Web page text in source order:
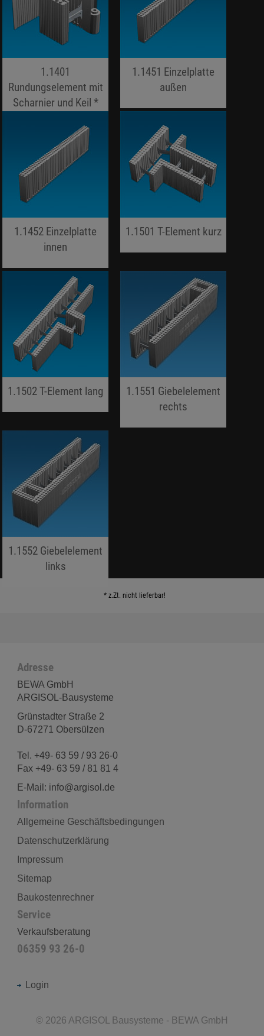
1.1401
Rundungselement mit
Scharnier und Keil *
1.1451 Einzelplatte
außen
1.1452 Einzelplatte
innen
1.1501 T-Element kurz
1.1502 T-Element lang
1.1551 Giebelelement
rechts
1.1552 Giebelelement
links
* z.Zt. nicht lieferbar!
Adresse
BEWA GmbH
ARGISOL-Bausysteme
Grünstadter Straße 2
D-67271 Obersülzen
Tel. +49- 63 59 / 93 26-0
Fax +49- 63 59 / 81 81 4
E-Mail: info@argisol.de
Information
Allgemeine Geschäftsbedingungen
Datenschutzerklärung
Impressum
Sitemap
Baukostenrechner
Service
Verkaufsberatung
06359 93 26-0
Login
© 2026 ARGISOL Bausysteme - BEWA GmbH